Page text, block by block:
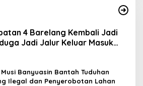
4 Barelang Kembali Jadi
Jadi Jalur Keluar Masuk
Kepabeanan, Nama
Aktivitas di Kawasan Pesisir
Musi Banyuasin Bantah Tuduhan
Ilegal dan Penyerobotan Lahan